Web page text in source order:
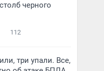
черного
112
три упали. Все,